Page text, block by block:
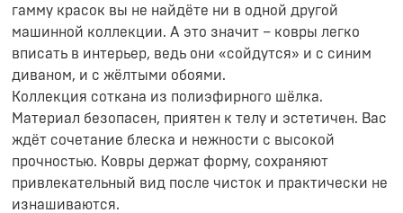
гамму красок вы не найдёте ни в одной другой
машинной коллекции. А это значит – ковры легко
вписать в интерьер, ведь они «сойдутся» и с синим
диваном, и с жёлтыми обоями.
Коллекция соткана из полиэфирного шёлка.
Материал безопасен, приятен к телу и эстетичен. Вас
ждёт сочетание блеска и нежности с высокой
прочностью. Ковры держат форму, сохраняют
привлекательный вид после чисток и практически не
изнашиваются.